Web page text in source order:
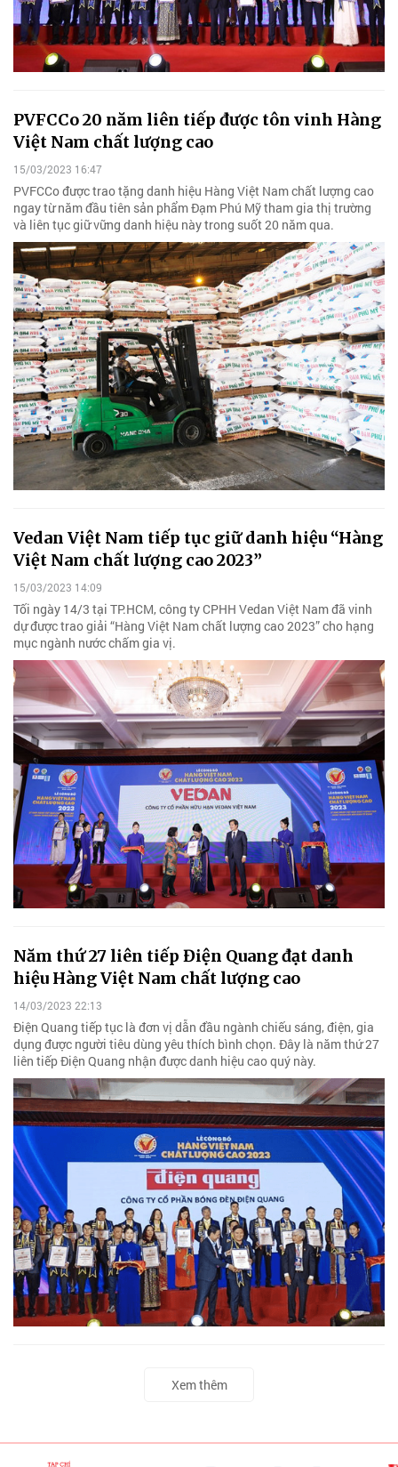
PVFCCo 20 năm liên tiếp được tôn vinh Hàng
Việt Nam chất lượng cao
15/03/2023 16:47
PVFCCo được trao tặng danh hiệu Hàng Việt Nam chất lượng cao
ngay từ năm đầu tiên sản phẩm Đạm Phú Mỹ tham gia thị trường
và liên tục giữ vững danh hiệu này trong suốt 20 năm qua.
Vedan Việt Nam tiếp tục giữ danh hiệu “Hàng
Việt Nam chất lượng cao 2023”
15/03/2023 14:09
Tối ngày 14/3 tại TP.HCM, công ty CPHH Vedan Việt Nam đã vinh
dự được trao giải “Hàng Việt Nam chất lượng cao 2023” cho hạng
mục ngành nước chấm gia vị.
Năm thứ 27 liên tiếp Điện Quang đạt danh
hiệu Hàng Việt Nam chất lượng cao
14/03/2023 22:13
Điện Quang tiếp tục là đơn vị dẫn đầu ngành chiếu sáng, điện, gia
dụng được người tiêu dùng yêu thích bình chọn. Đây là năm thứ 27
liên tiếp Điện Quang nhận được danh hiệu cao quý này.
Xem thêm